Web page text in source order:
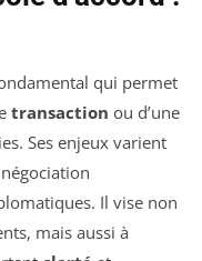
qui permet
transaction ou d’une
Ses enjeux varient
Il vise non
mais aussi à